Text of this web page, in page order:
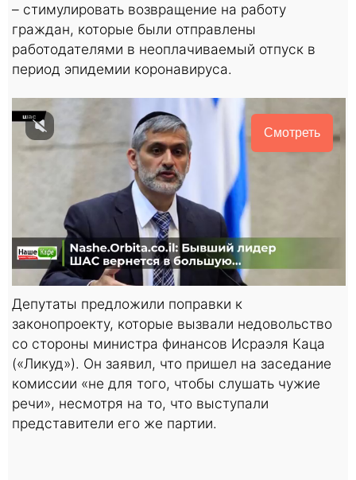
– стимулировать возвращение на работу
граждан, которые были отправлены
работодателями в неоплачиваемый отпуск в
период эпидемии коронавируса.
Смотреть
Депутаты предложили поправки к
законопроекту, которые вызвали недовольство
со стороны министра финансов Исраэля Каца
(«Ликуд»). Он заявил, что пришел на заседание
комиссии «не для того, чтобы слушать чужие
речи», несмотря на то, что выступали
представители его же партии.